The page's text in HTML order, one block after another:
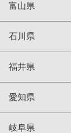
富山県
石川県
福井県
愛知県
岐阜県